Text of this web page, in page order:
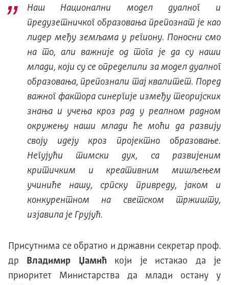
Наш Национални модел дуалног и
предузетничког образовања препознат је као
лидер међу земљама у региону. Поносни смо
на то, али важније од тога је да су наши
млади, који су се определили за модел дуалног
образовања, препознали тај квалитет. Поред
важног фактора синергије између теоријских
знања и учења кроз рад у реалном радном
окружењу наши млади ће моћи да развију
своју идеју кроз пројектно образовање.
Негујући тимски дух, са развијеним
критичким и креативним мишљењем
учиниће нашу, српску привреду, јаком и
конкурентном на светском тржишту,
изјавила је Грујућ.
Присутнима се обратио и државни секретар проф.
др
Владимир Џамићкоји је истакао да је
приоритет Министарства да млади остану у